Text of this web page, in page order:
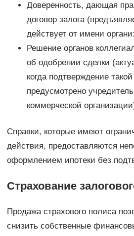
Доверенность, дающая
договор залога
действует от имени
Решение органов
об одобрении сделки
когда подтверждение
предусмотрено
коммерческой
Справки, которые имеют
действия, предоставляются
оформлением ипотеки без
Страхование
Продажа страхового полиса
снизить собственные